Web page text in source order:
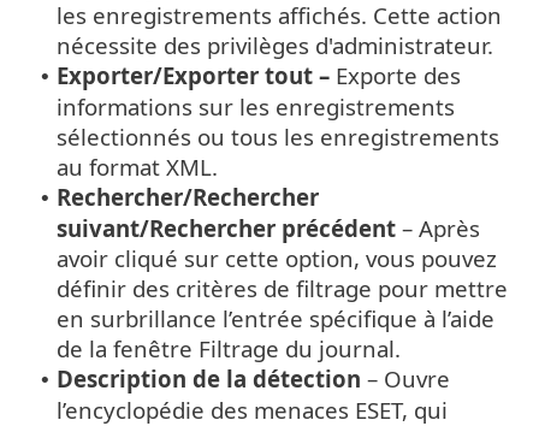
les enregistrements affichés. Cette action
nécessite des privilèges d'administrateur.
• Exporter/Exporter tout – Exporte des
informations sur les enregistrements
sélectionnés ou tous les enregistrements
au format XML.
• Rechercher/Rechercher
suivant/Rechercher précédent – Après
avoir cliqué sur cette option, vous pouvez
définir des critères de filtrage pour mettre
en surbrillance l’entrée spécifique à l’aide
de la fenêtre Filtrage du journal.
• Description de la détection – Ouvre
l’encyclopédie des menaces ESET, qui